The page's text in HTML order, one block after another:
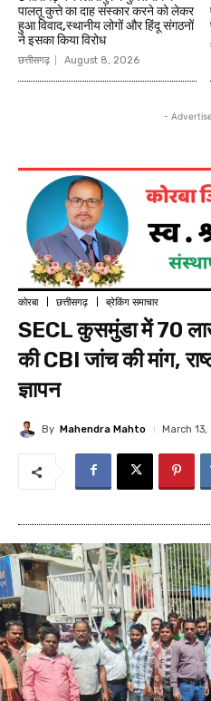
पालतू कुत्ते का दाह संस्कार करने को लेकर
हुआ विवाद,स्थानीय लोगों और हिंदू संगठनों
ने इसका किया विरोध
छत्तीसगढ़ August 8, 2026
-